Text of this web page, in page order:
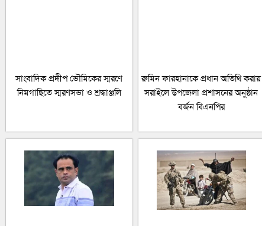
সাংবাদিক প্রদীপ ভৌমিকের স্মরণে
নিমগাছিতে স্মরণসভা ও শ্রদ্ধাঞ্জলি
রুমিন ফারহানাকে প্রধান অতিথি করায়
সরাইলে উপজেলা প্রশাসনের অনুষ্ঠান
বর্জন বিএনপির